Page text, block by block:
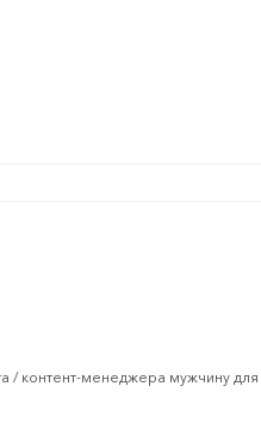
/ контент-менеджера мужчину для